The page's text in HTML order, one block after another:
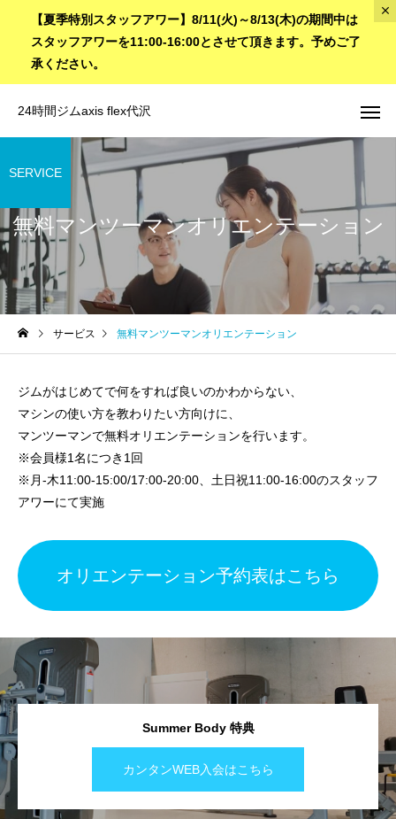
【夏季特別スタッフアワー】8/11(火)～8/13(木)の期間中は
スタッフアワーを11:00-16:00とさせて頂きます。予めご了
承ください。
24時間ジムaxis flex代沢
無料マンツーマンオリエンテーション
SERVICE
サービス 無料マンツーマンオリエンテーション
ジムがはじめてで何をすれば良いのかわからない、
マシンの使い方を教わりたい方向けに、
マンツーマンで無料オリエンテーションを行います。
※会員様1名につき1回
※月-木11:00-15:00/17:00-20:00、土日祝11:00-16:00のスタッフ
アワーにて実施
オリエンテーション予約表はこちら
Summer Body 特典
カンタンWEB入会はこちら